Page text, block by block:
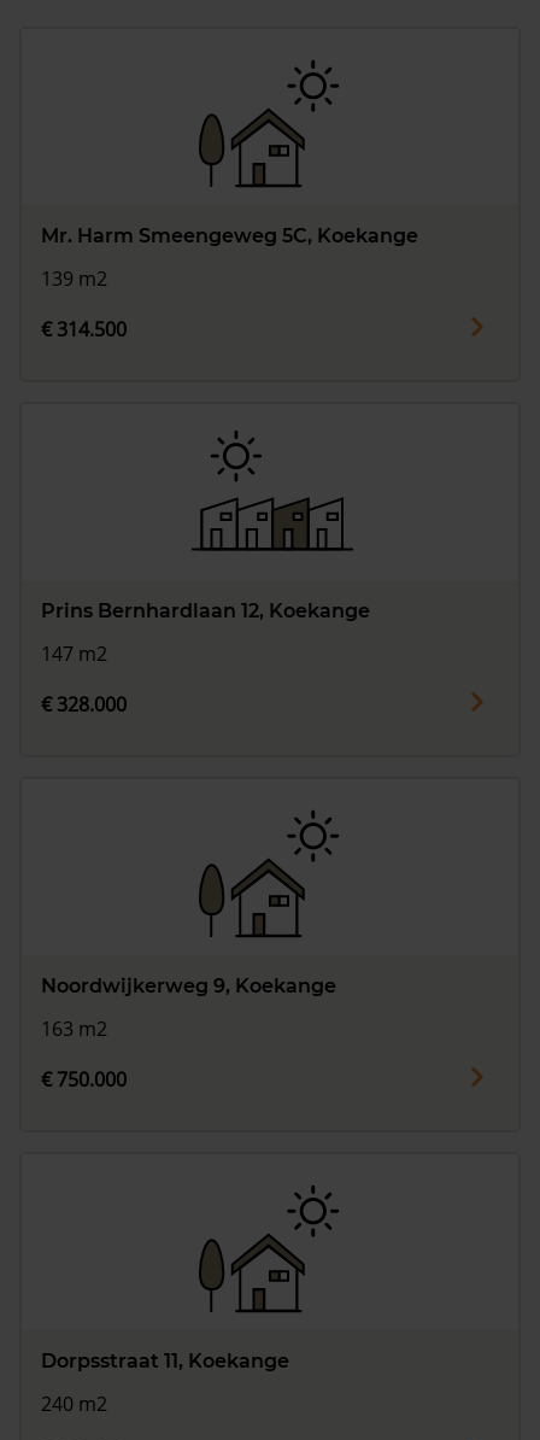
Mr. Harm Smeengeweg 5C, Koekange
139 m2
€ 314.500
Prins Bernhardlaan 12, Koekange
147 m2
€ 328.000
Noordwijkerweg 9, Koekange
163 m2
€ 750.000
Dorpsstraat 11, Koekange
240 m2